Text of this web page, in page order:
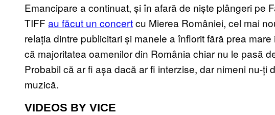
Emancipare a continuat, și în afară de niște plângeri pe
TIFF au făcut un concertcu Mierea României, cel mai
relația dintre publicitari și manele a înflorit fără prea
că majoritatea oamenilor din România chiar nu le pasă
Probabil că ar fi așa dacă ar fi interzise, dar nimeni nu-ți
muzică.
VIDEOS BY VICE